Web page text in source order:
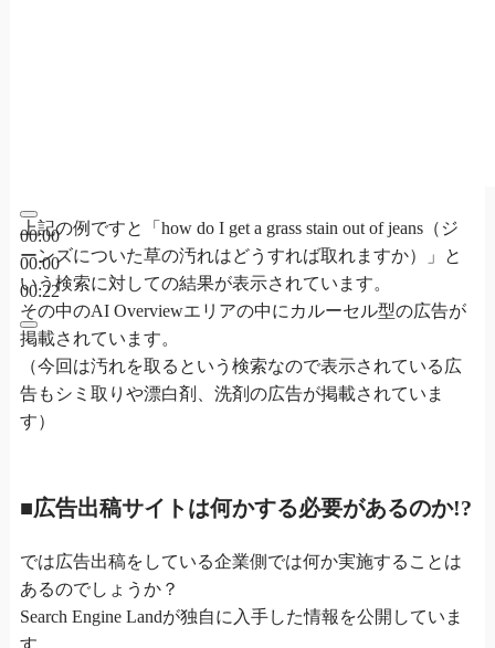
00:00
00:00
00:22
上記の例ですと「how do I get a grass stain out of jeans（ジ
ーンズについた草の汚れはどうすれば取れますか）」と
いう検索に対しての結果が表示されています。
その中のAI Overviewエリアの中にカルーセル型の広告が
掲載されています。
（今回は汚れを取るという検索なので表示されている広
告もシミ取りや漂白剤、洗剤の広告が掲載されていま
す）
■広告出稿サイトは何かする必要があるのか!?
では広告出稿をしている企業側では何か実施することは
あるのでしょうか？
Search Engine Landが独自に入手した情報を公開していま